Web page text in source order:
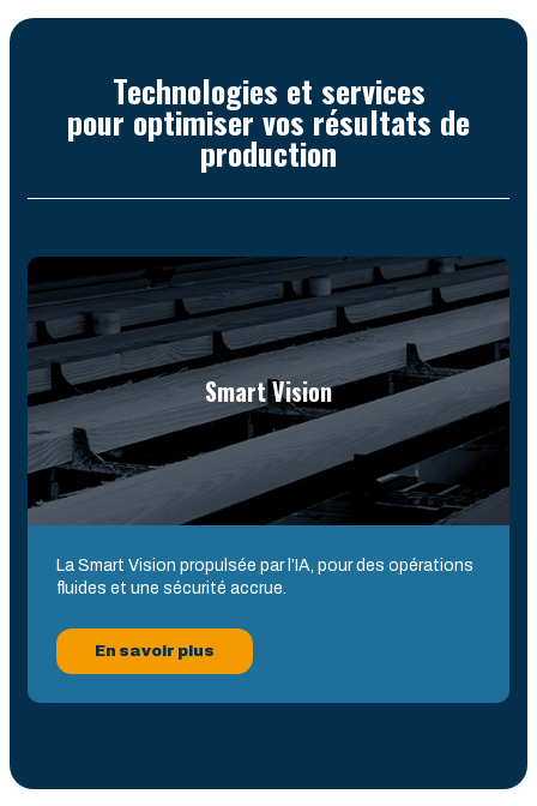
Technologies et services
pour optimiser vos résultats de
production
Smart Vision
La Smart Vision propulsée par l’IA, pour des opérations
fluides et une sécurité accrue.
En savoir plus